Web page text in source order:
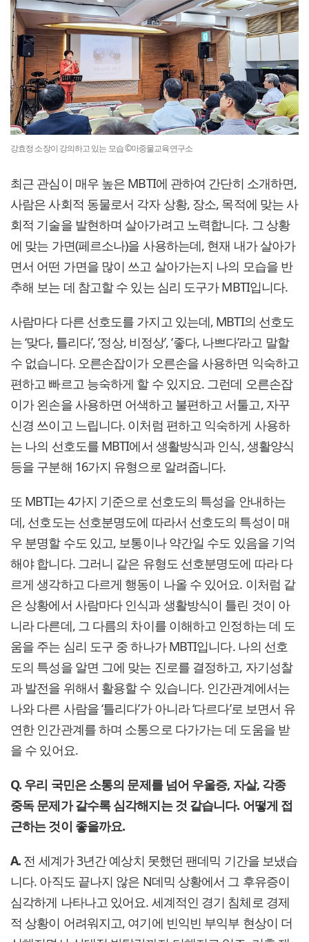
강효정 소장이 강의하고 있는 모습 ©마중물교육연구소
최근 관심이 매우 높은 MBTI에 관하여 간단히 소개하면,
사람은 사회적 동물로서 각자 상황, 장소, 목적에 맞는 사
회적 기술을 발현하며 살아가려고 노력합니다. 그 상황
에 맞는 가면(페르소나)을 사용하는데, 현재 내가 살아가
면서 어떤 가면을 많이 쓰고 살아가는지 나의 모습을 반
추해 보는 데 참고할 수 있는 심리 도구가 MBTI입니다.
사람마다 다른 선호도를 가지고 있는데, MBTI의 선호도
는 ‘맞다, 틀리다’, ‘정상, 비정상’, ‘좋다, 나쁘다’라고 말할
수 없습니다. 오른손잡이가 오른손을 사용하면 익숙하고
편하고 빠르고 능숙하게 할 수 있지요. 그런데 오른손잡
이가 왼손을 사용하면 어색하고 불편하고 서툴고, 자꾸
신경 쓰이고 느립니다. 이처럼 편하고 익숙하게 사용하
는 나의 선호도를 MBTI에서 생활방식과 인식, 생활양식
등을 구분해 16가지 유형으로 알려줍니다.
또 MBTI는 4가지 기준으로 선호도의 특성을 안내하는
데, 선호도는 선호분명도에 따라서 선호도의 특성이 매
우 분명할 수도 있고, 보통이나 약간일 수도 있음을 기억
해야 합니다. 그러니 같은 유형도 선호분명도에 따라 다
르게 생각하고 다르게 행동이 나올 수 있어요. 이처럼 같
은 상황에서 사람마다 인식과 생활방식이 틀린 것이 아
니라 다른데, 그 다름의 차이를 이해하고 인정하는 데 도
움을 주는 심리 도구 중 하나가 MBTI입니다. 나의 선호
도의 특성을 알면 그에 맞는 진로를 결정하고, 자기성찰
과 발전을 위해서 활용할 수 있습니다. 인간관계에서는
나와 다른 사람을 ‘틀리다’가 아니라 ‘다르다’로 보면서 유
연한 인간관계를 하며 소통으로 다가가는 데 도움을 받
을 수 있어요.
Q. 우리 국민은 소통의 문제를 넘어 우울증, 자살, 각종
중독 문제가 갈수록 심각해지는 것 같습니다. 어떻게 접
근하는 것이 좋을까요.
A. 전 세계가 3년간 예상치 못했던 팬데믹 기간을 보냈습
니다. 아직도 끝나지 않은 N데믹 상황에서 그 후유증이
심각하게 나타나고 있어요. 세계적인 경기 침체로 경제
적 상황이 어려워지고, 여기에 빈익빈 부익부 현상이 더